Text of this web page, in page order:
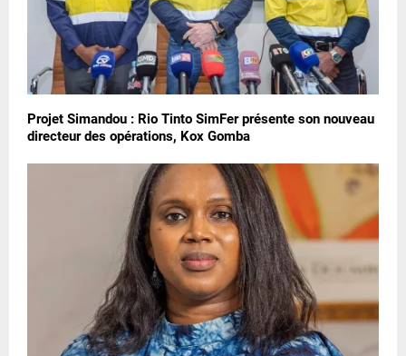
Projet Simandou : Rio Tinto SimFer présente son nouveau
directeur des opérations, Kox Gomba